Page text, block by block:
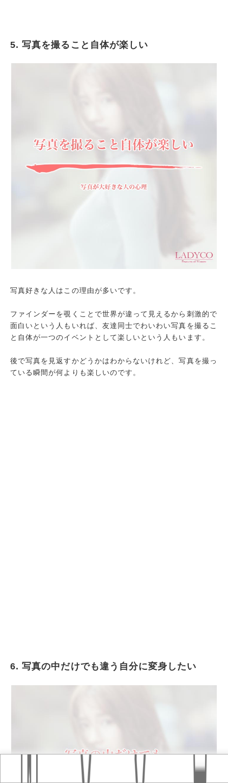
5. 写真を撮ること自体が楽しい
写真好きな人はこの理由が多いです。
ファインダーを覗くことで世界が違って見えるから刺激的で
面白いという人もいれば、友達同士でわいわい写真を撮るこ
と自体が一つのイベントとして楽しいという人もいます。
後で写真を見返すかどうかはわからないけれど、写真を撮っ
ている瞬間が何よりも楽しいのです。
6. 写真の中だけでも違う自分に変身したい
おすすめ記事